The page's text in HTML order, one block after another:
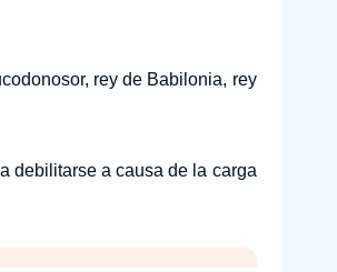
rey de Babilonia, rey
debilitarse a causa de la carga